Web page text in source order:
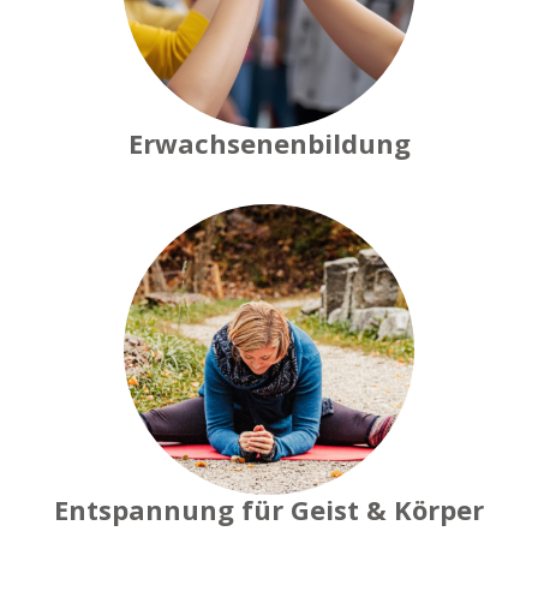
Erwachsenenbildung
Entspannung für Geist & Körper